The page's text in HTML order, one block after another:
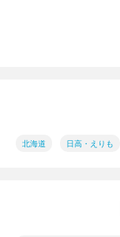
北海道 日高・えりも